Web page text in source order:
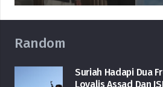
Random
Suriah Hadapi Dua
Loyalis Assad Dan